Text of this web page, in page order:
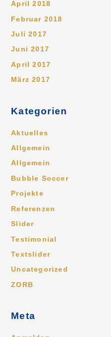
April 2018
Februar 2018
Juli 2017
Juni 2017
April 2017
März 2017
Kategorien
Aktuelles
Allgemein
Allgemein
Bubble Soccer
Projekte
Referenzen
Slider
Testimonial
Textslider
Uncategorized
ZORB
Meta